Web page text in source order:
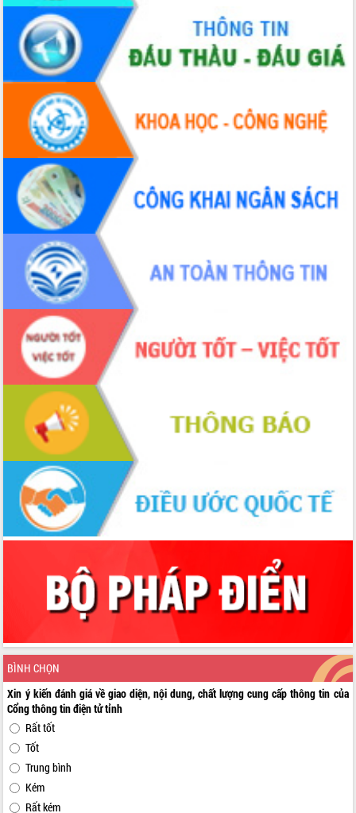
BÌNH CHỌN
Xin ý kiến đánh giá về giao diện, nội dung, chất lượng cung cấp thông tin của
Cổng thông tin điện tử tỉnh
Rất tốt
Tốt
Trung bình
Kém
Rất kém